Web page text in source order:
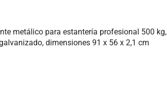
metálico para estantería profesional 500 kg,
dimensiones 91 x 56 x 2,1 cm